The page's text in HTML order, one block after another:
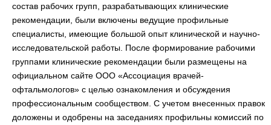
состав рабочих групп, разрабатывающих клинические
рекомендации, были включены ведущие профильные
специалисты, имеющие большой опыт клинической и научно-
исследовательской работы. После формирование рабочими
группами клинические рекомендации были размещены на
официальном сайте ООО «Ассоциация врачей-
офтальмологов» с целью ознакомления и обсуждения
профессиональным сообществом. С учетом внесенных правок
доложены и одобрены на заседаниях профильны комиссий по